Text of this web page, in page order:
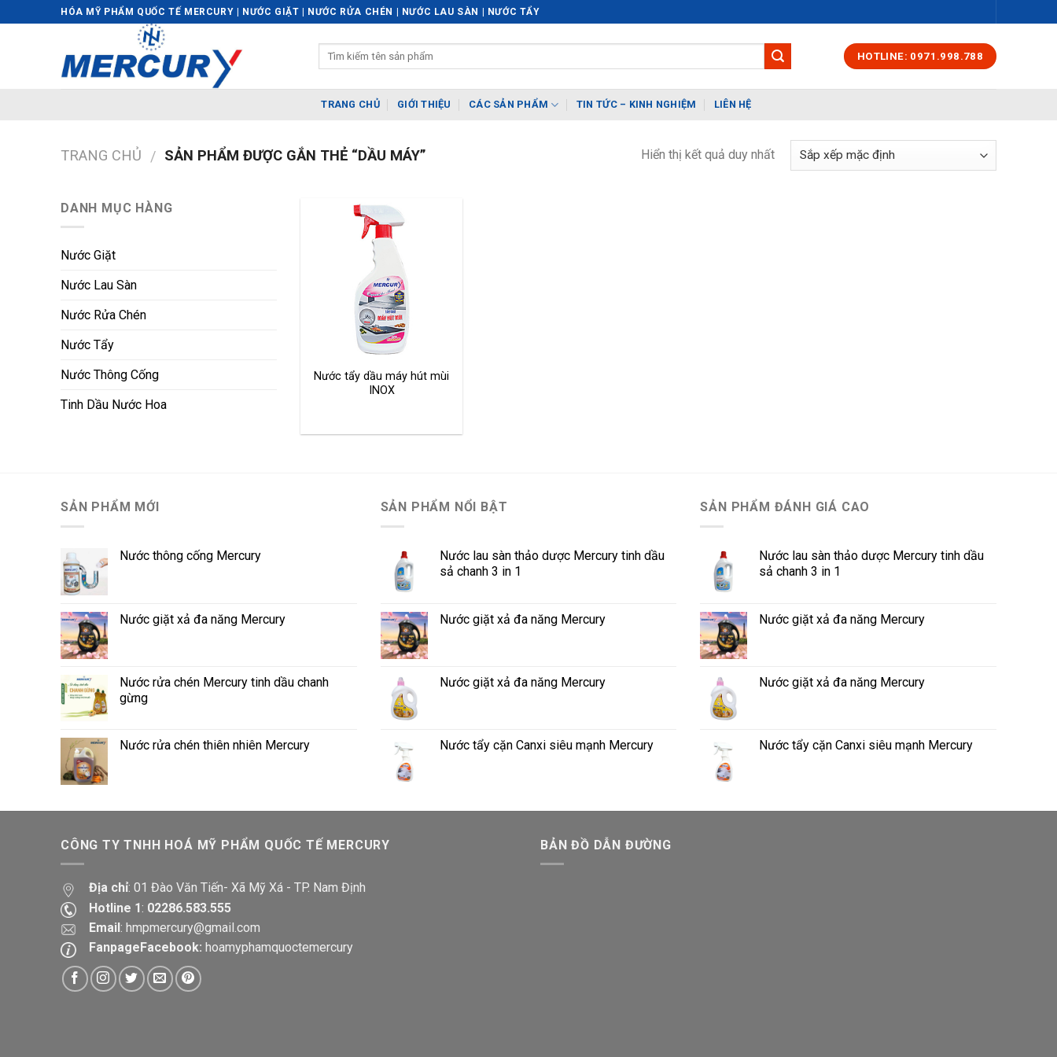
to
HÓA MỸ PHẨM QUỐC TẾ MERCURY | NƯỚC GIẶT | NƯỚC RỬA CHÉN | NƯỚC LAU SÀN | NƯỚC TẨY
HOTLINE: 0971.998.788
TRANG CHỦ GIỚI THIỆU CÁC SẢN PHẨM TIN TỨC – KINH NGHIỆM LIÊN HỆ
TRANG CHỦ / SẢN PHẨM ĐƯỢC GẮN THẺ “DẦU MÁY” Hiển thị kết quả duy nhất
DANH MỤC HÀNG
Nước Giặt
Nước Lau Sàn
Nước Rửa Chén
Nước Tẩy
Nước Thông Cống
Tinh Dầu Nước Hoa
Nước tẩy dầu máy hút mùi
INOX
SẢN PHẨM MỚI
Nước thông cống Mercury
Nước giặt xả đa năng Mercury
Nước rửa chén Mercury tinh dầu chanh
gừng
Nước rửa chén thiên nhiên Mercury
SẢN PHẨM NỔI BẬT
Nước lau sàn thảo dược Mercury tinh dầu
sả chanh 3 in 1
Nước giặt xả đa năng Mercury
Nước giặt xả đa năng Mercury
Nước tẩy cặn Canxi siêu mạnh Mercury
SẢN PHẨM ĐÁNH GIÁ CAO
Nước lau sàn thảo dược Mercury tinh dầu
sả chanh 3 in 1
Nước giặt xả đa năng Mercury
Nước giặt xả đa năng Mercury
Nước tẩy cặn Canxi siêu mạnh Mercury
CÔNG TY TNHH HOÁ MỸ PHẨM QUỐC TẾ MERCURY
Địa chỉ: 01 Đào Văn Tiến- Xã Mỹ Xá - TP. Nam Định
Hotline 1: 02286.583.555
Email: hmpmercury@gmail.com
FanpageFacebook: hoamyphamquoctemercury
BẢN ĐỒ DẪN ĐƯỜNG